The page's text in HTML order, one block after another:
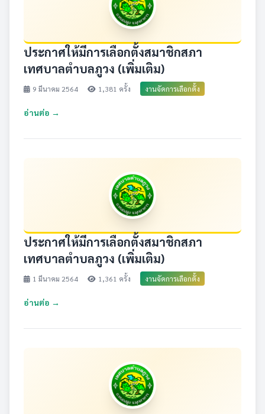
ประกาศให้มีการเลือกตั้งสมาชิกสภา
เทศบาลตำบลภูวง (เพิ่มเติม)
9 มีนาคม 2564 1,381 ครั้ง งานจัดการเลือกตั้ง
อ่านต่อ →
ประกาศให้มีการเลือกตั้งสมาชิกสภา
เทศบาลตำบลภูวง (เพิ่มเติม)
1 มีนาคม 2564 1,361 ครั้ง งานจัดการเลือกตั้ง
อ่านต่อ →